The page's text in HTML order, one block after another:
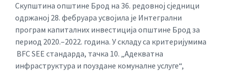
Скупштина општине Брод на 36. редовној сједници
одржаној 28. фебруара усвојила је Интегрални
програм капиталних инвестиција општине Брод за
период 2020.–2022. година. У складу са критеријумима
BFC SEE стандарда, тачка 10. „Адекватна
инфраструктура и поуздане комуналне услуге“,